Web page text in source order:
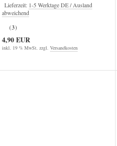
Lieferzeit: 1-5 Werktage DE / Ausland
abweichend
(3)
4,90 EUR
inkl. 19 % MwSt. zzgl.Versandkosten